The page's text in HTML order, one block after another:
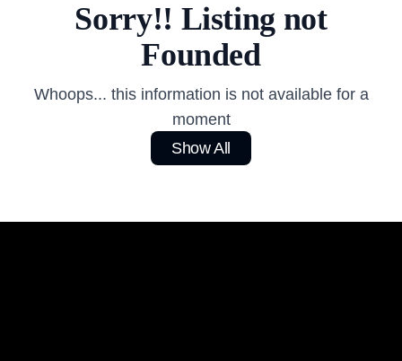
Sorry!! Listing not
Founded
Whoops... this information is not available for a
moment
Show All